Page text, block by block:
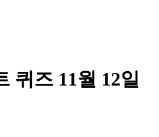
퀴즈 11월 12일